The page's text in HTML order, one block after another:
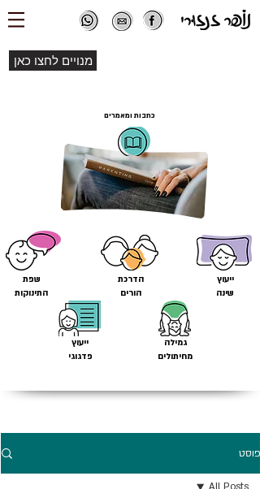
מנויים לחצו כאן
כתבות ומאמרים
שפת
התינוקות
ייעוץ
פדגוגי
הדרכת
הורים
גמילה
מחיתולים
ייעוץ
שינה
פוסט